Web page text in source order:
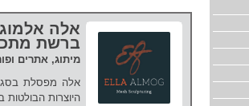
אלה
ברשת
מיתוג, אתרים
אלה מפסלת
היוצרות